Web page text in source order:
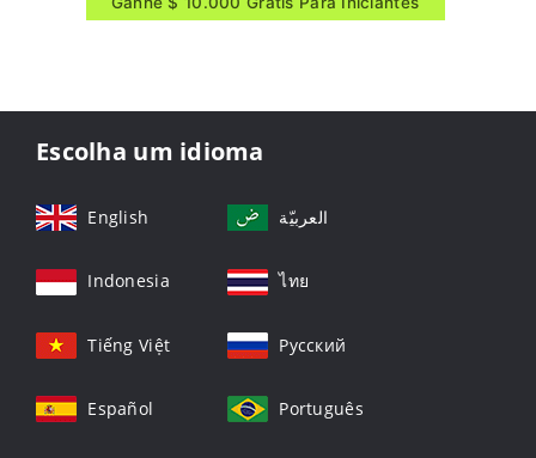
Escolha um idioma
English العربيّة
Indonesia ไทย
Tiếng Việt Русский
Español Português